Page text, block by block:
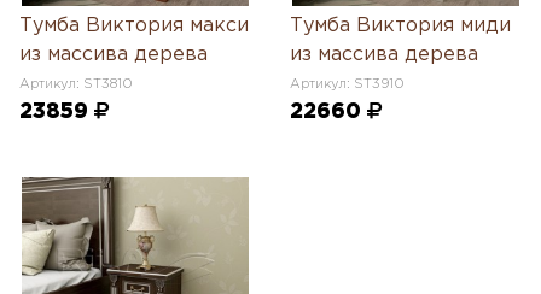
Тумба Виктория макси
из массива дерева
Артикул: ST3810
23859
Тумба Виктория миди
из массива дерева
Артикул: ST3910
22660